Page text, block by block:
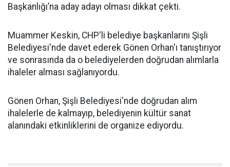
Başkanlığı’na aday adayı olması dikkat çekti.
Muammer Keskin, CHP'li belediye başkanlarını Şişli
Belediyesi'nde davet ederek Gönen Orhan'ı tanıştırıyor
ve sonrasında da o belediyelerden doğrudan alımlarla
ihaleler alması sağlanıyordu.
Gönen Orhan, Şişli Belediyesi'nde doğrudan alım
ihalelerle de kalmayıp, belediyenin kültür sanat
alanındaki etkinliklerini de organize ediyordu.